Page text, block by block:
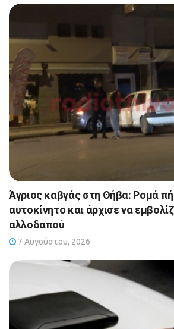
Άγριος καβγάς στη Θήβα: Ρομά
αυτοκίνητο και άρχισε να
αλλοδαπού
7 Αυγούστου, 2026